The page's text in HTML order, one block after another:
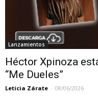
Lanzamientos
Héctor Xpinoza
“Me Dueles”
Leticia Zárate - 08/06/2026